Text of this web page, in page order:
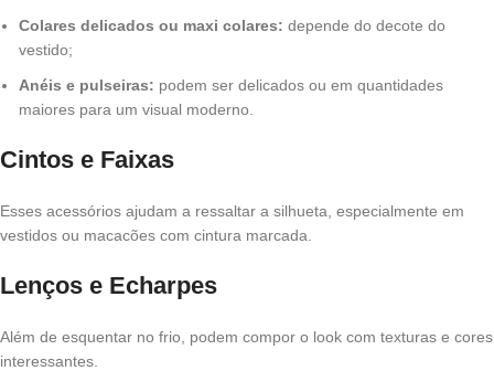
Colares delicados ou maxi colares: depende do decote do
vestido;
Anéis e pulseiras: podem ser delicados ou em quantidades
maiores para um visual moderno.
Cintos e Faixas
Esses acessórios ajudam a ressaltar a silhueta, especialmente em
vestidos ou macacões com cintura marcada.
Lenços e Echarpes
Além de esquentar no frio, podem compor o look com texturas e cores
interessantes.